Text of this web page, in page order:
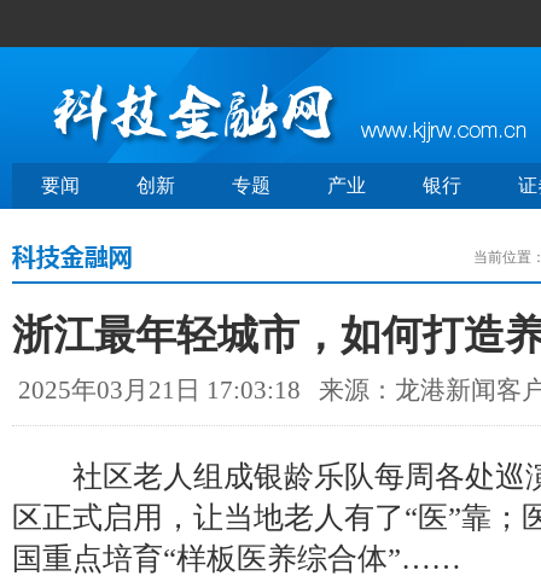
要闻 创新 专题 产业 银行 证
当前位置
浙江最年轻城市，如何打造
2025年03月21日 17:03:18 来源：龙港新闻客
社区老人组成银龄乐队每周各处巡
区正式启用，让当地老人有了“医”靠；
国重点培育“样板医养综合体”……